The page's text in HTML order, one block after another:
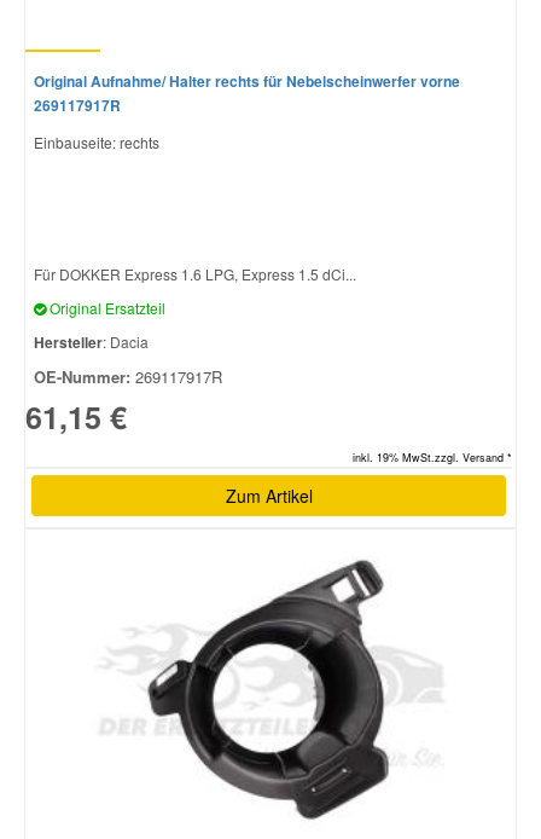
Original Aufnahme/ Halter rechts für Nebelscheinwerfer vorne
269117917R
Einbauseite: rechts
Für DOKKER Express 1.6 LPG, Express 1.5 dCi...
Original Ersatzteil
Hersteller: Dacia
OE-Nummer: 269117917R
61,15 €
inkl. 19% MwSt.zzgl. Versand *
Zum Artikel